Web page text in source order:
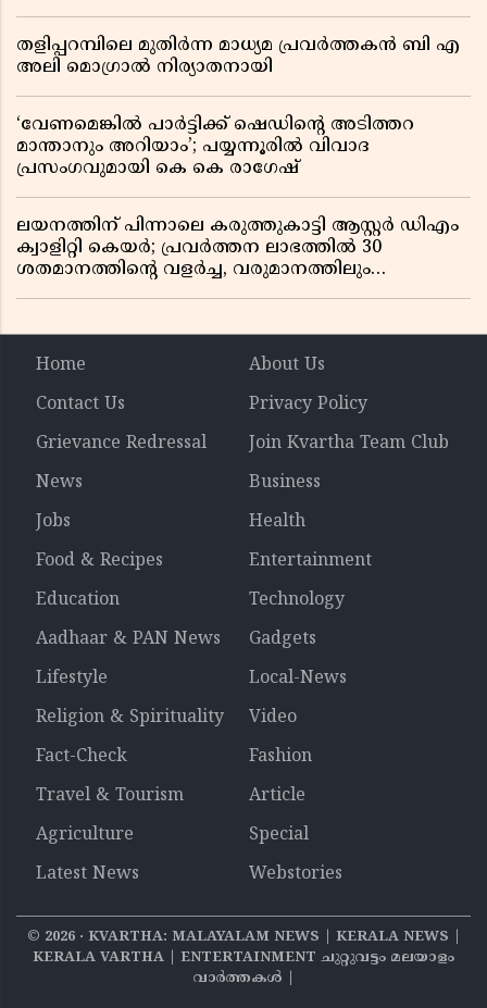
തളിപ്പറമ്പിലെ മുതിർന്ന മാധ്യമ പ്രവർത്തകൻ ബി എ
അലി മൊഗ്രാൽ നിര്യാതനായി
‘വേണമെങ്കിൽ പാർട്ടിക്ക് ഷെഡിൻ്റെ അടിത്തറ
മാന്താനും അറിയാം’; പയ്യന്നൂരിൽ വിവാദ
പ്രസംഗവുമായി കെ കെ രാഗേഷ്
ലയനത്തിന് പിന്നാലെ കരുത്തുകാട്ടി ആസ്റ്റർ ഡിഎം
ക്വാളിറ്റി കെയർ; പ്രവർത്തന ലാഭത്തിൽ 30
ശതമാനത്തിൻ്റെ വളർച്ച, വരുമാനത്തിലും
Home
About Us
Contact Us
Privacy Policy
Grievance Redressal
Join Kvartha Team Club
News
Business
Jobs
Health
Food & Recipes
Entertainment
Education
Technology
Aadhaar & PAN News
Gadgets
Lifestyle
Local-News
Religion & Spirituality
Video
Fact-Check
Fashion
Travel & Tourism
Article
Agriculture
Special
Latest News
Webstories
© 2026‧ KVARTHA: MALAYALAM NEWS | KERALA NEWS |
KERALA VARTHA | ENTERTAINMENT ചുറ്റുവട്ടം മലയാളം
വാര്‍ത്തകൾ |